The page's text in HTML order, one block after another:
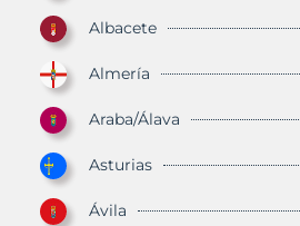
Albacete
Almería
Araba/Álava
Asturias
Ávila